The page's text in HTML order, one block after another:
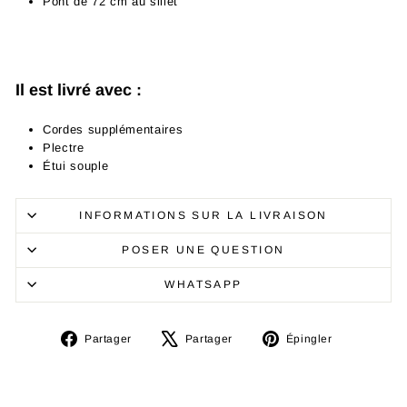
Il est livré avec :
Cordes supplémentaires
Plectre
Étui souple
INFORMATIONS SUR LA LIVRAISON
POSER UNE QUESTION
WHATSAPP
Partager
PartagerPartager
TweeterÉpingler